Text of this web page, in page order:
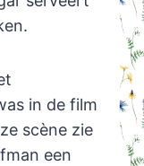
in de film
scène zie
een